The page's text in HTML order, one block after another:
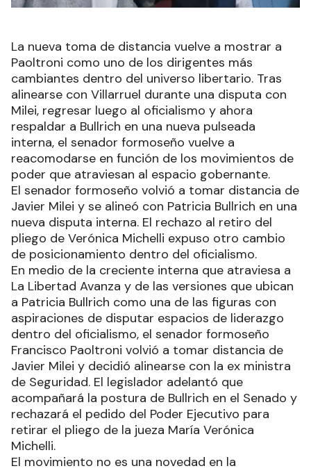
La nueva toma de distancia vuelve a mostrar a
Paoltroni como uno de los dirigentes más
cambiantes dentro del universo libertario. Tras
alinearse con Villarruel durante una disputa con
Milei, regresar luego al oficialismo y ahora
respaldar a Bullrich en una nueva pulseada
interna, el senador formoseño vuelve a
reacomodarse en función de los movimientos de
poder que atraviesan al espacio gobernante.
El senador formoseño volvió a tomar distancia de
Javier Milei y se alineó con Patricia Bullrich en una
nueva disputa interna. El rechazo al retiro del
pliego de Verónica Michelli expuso otro cambio
de posicionamiento dentro del oficialismo.
En medio de la creciente interna que atraviesa a
La Libertad Avanza y de las versiones que ubican
a Patricia Bullrich como una de las figuras con
aspiraciones de disputar espacios de liderazgo
dentro del oficialismo, el senador formoseño
Francisco Paoltroni volvió a tomar distancia de
Javier Milei y decidió alinearse con la ex ministra
de Seguridad. El legislador adelantó que
acompañará la postura de Bullrich en el Senado y
rechazará el pedido del Poder Ejecutivo para
retirar el pliego de la jueza María Verónica
Michelli.
El movimiento no es una novedad en la